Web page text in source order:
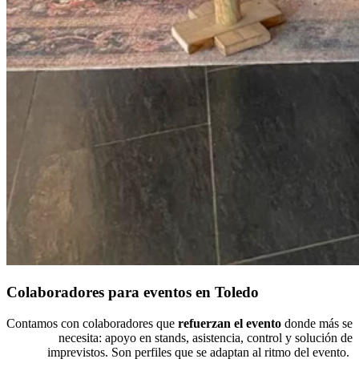
Colaboradores para eventos en Toledo
Contamos con colaboradores que refuerzan el evento donde más se
necesita: apoyo en stands, asistencia, control y solución de
imprevistos. Son perfiles que se adaptan al ritmo del evento.